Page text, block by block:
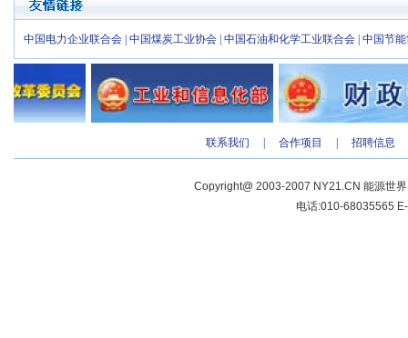
中国电力企业联合会 中国煤炭工业协会 中国石油和化学工业联合会 中国节
联系我们 合作项目 招聘信息
Copyright@ 2003-2007 NY21.CN 能源世
电话:010-68035565